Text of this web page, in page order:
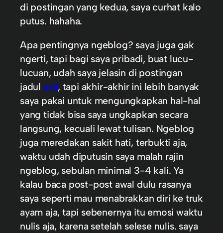
di postingan yang kedua, saya curhat kalo
putus. hahaha.
Apa pentingnya ngeblog? saya juga gak
ngerti, tapi bagi saya pribadi, buat lucu-
lucuan, udah saya jelasin di postingan
jadul sini, tapi akhir-akhir ini lebih banyak
saya pakai untuk mengungkapkan hal-hal
yang tidak bisa saya ungkapkan secara
langsung, kecuali lewat tulisan. Ngeblog
juga meredakan sakit hati, terbukti aja,
waktu udah diputusin saya malah rajin
ngeblog, sebulan minimal 3-4 kali. Ya
kalau baca post-post awal dulu rasanya
saya seperti mau menabrakkan diri ke truk
ayam aja, tapi sebenernya itu emosi waktu
nulis aja, karena setelah selese nulis. saya